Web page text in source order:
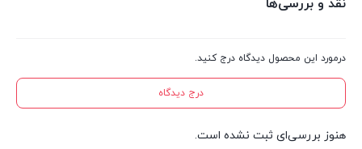
نقد و بررسی‌ها
درمورد این محصول دیدگاه درج کنید.
درج دیدگاه
هنوز بررسی‌ای ثبت نشده است.